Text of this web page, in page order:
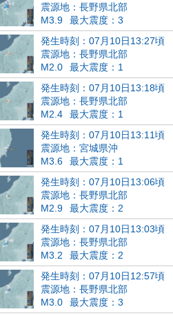
震源地：長野県北部
M3.9
最大震度：3
発生時刻：07月10日13:27頃
震源地：長野県北部
M2.0
最大震度：1
発生時刻：07月10日13:18頃
震源地：長野県北部
M2.4
最大震度：1
発生時刻：07月10日13:11頃
震源地：宮城県沖
M3.6
最大震度：1
発生時刻：07月10日13:06頃
震源地：長野県北部
M2.9
最大震度：2
発生時刻：07月10日13:03頃
震源地：長野県北部
M3.2
最大震度：2
発生時刻：07月10日12:57頃
震源地：長野県北部
M3.0
最大震度：3